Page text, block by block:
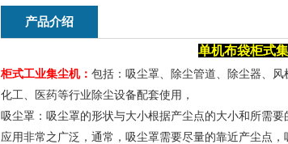
产品介绍
单机布袋柜式
柜式工业集尘机： 包括：吸尘罩、除尘管道、除尘器、
化工、医药等行业除尘设备配套使用，
吸尘罩：吸尘罩的形状与大小根据产尘点的大小和所需
应用非常之广泛，通常，吸尘罩需要尽量的靠近产尘点